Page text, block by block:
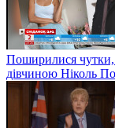
Поширилися чутки,
дівчиною Ніколь